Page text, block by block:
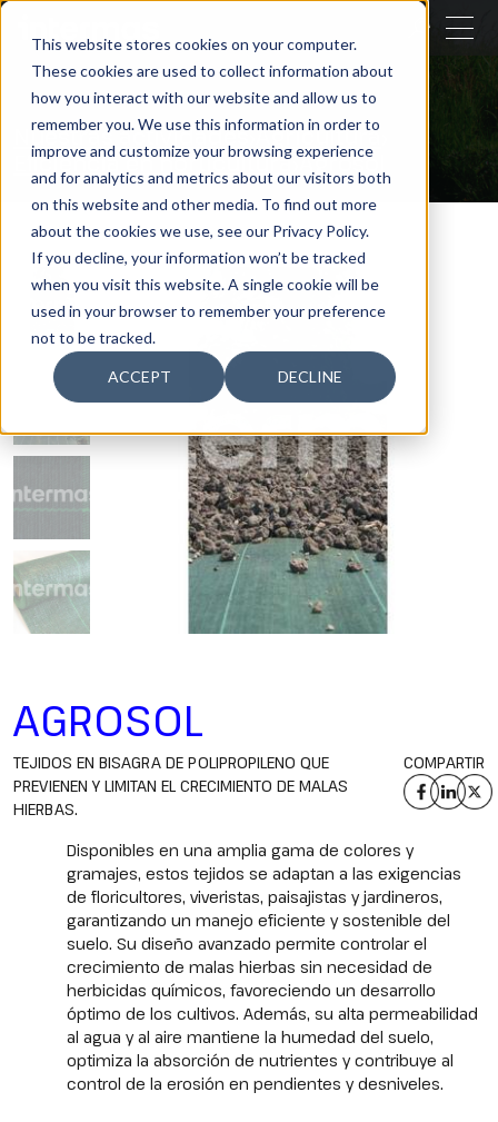
This website stores cookies on your computer.
These cookies are used to collect information about
how you interact with our website and allow us to
remember you. We use this information in order to
improve and customize your browsing experience
and for analytics and metrics about our visitors both
on this website and other media. To find out more
about the cookies we use, see our Privacy Policy.
If you decline, your information won’t be tracked
when you visit this website. A single cookie will be
used in your browser to remember your preference
not to be tracked.
ACCEPT DECLINE
BUSCAR
CERRAR
Nuestras actividades Agricultura
Eficiencia en horticultura Agrosol
AGROSOL
TEJIDOS EN BISAGRA DE POLIPROPILENO QUE
PREVIENEN Y LIMITAN EL CRECIMIENTO DE MALAS
HIERBAS.
COMPARTIR
Disponibles en una amplia gama de colores y
gramajes, estos tejidos se adaptan a las exigencias
de floricultores, viveristas, paisajistas y jardineros,
garantizando un manejo eficiente y sostenible del
suelo. Su diseño avanzado permite controlar el
crecimiento de malas hierbas sin necesidad de
herbicidas químicos, favoreciendo un desarrollo
óptimo de los cultivos. Además, su alta permeabilidad
al agua y al aire mantiene la humedad del suelo,
optimiza la absorción de nutrientes y contribuye al
control de la erosión en pendientes y desniveles.